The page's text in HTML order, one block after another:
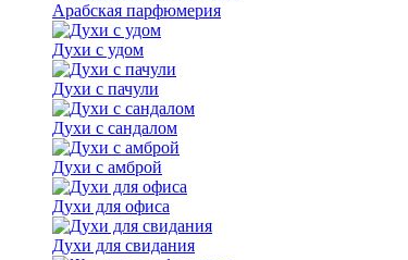
Арабская парфюмерия
Духи с удом
Духи с пачули
Духи с сандалом
Духи с амброй
Духи для офиса
Духи для свидания